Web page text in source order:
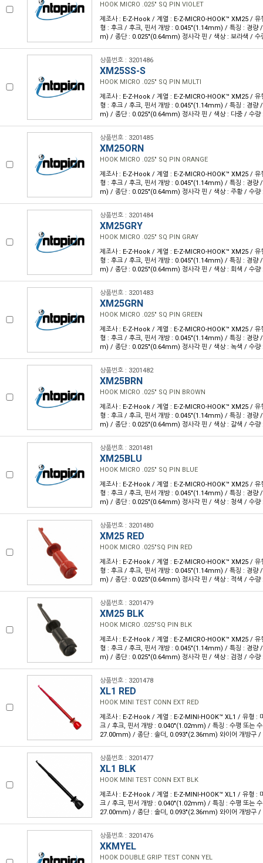
HOOK MICRO .025" SQ PIN VIOLET
제조사 : E-Z-Hook / 계열 : E-Z-MICRO-HOOK™ XM25 / 유
형 : 후크 / 후크, 핀서 개방 : 0.045"(1.14mm) / 특징 : 경량
m) / 종단 : 0.025"(0.64mm) 정사각 핀 / 색상 : 보라색 / 수
상품번호 : 3201486
XM25SS-S
HOOK MICRO .025" SQ PIN MULTI
제조사 : E-Z-Hook / 계열 : E-Z-MICRO-HOOK™ XM25 / 유
형 : 후크 / 후크, 핀서 개방 : 0.045"(1.14mm) / 특징 : 경량
m) / 종단 : 0.025"(0.64mm) 정사각 핀 / 색상 : 다중 / 수량
상품번호 : 3201485
XM25ORN
HOOK MICRO .025" SQ PIN ORANGE
제조사 : E-Z-Hook / 계열 : E-Z-MICRO-HOOK™ XM25 / 유
형 : 후크 / 후크, 핀서 개방 : 0.045"(1.14mm) / 특징 : 경량
m) / 종단 : 0.025"(0.64mm) 정사각 핀 / 색상 : 주황 / 수량
상품번호 : 3201484
XM25GRY
HOOK MICRO .025" SQ PIN GRAY
제조사 : E-Z-Hook / 계열 : E-Z-MICRO-HOOK™ XM25 / 유
형 : 후크 / 후크, 핀서 개방 : 0.045"(1.14mm) / 특징 : 경량
m) / 종단 : 0.025"(0.64mm) 정사각 핀 / 색상 : 회색 / 수량
상품번호 : 3201483
XM25GRN
HOOK MICRO .025" SQ PIN GREEN
제조사 : E-Z-Hook / 계열 : E-Z-MICRO-HOOK™ XM25 / 유
형 : 후크 / 후크, 핀서 개방 : 0.045"(1.14mm) / 특징 : 경량
m) / 종단 : 0.025"(0.64mm) 정사각 핀 / 색상 : 녹색 / 수량
상품번호 : 3201482
XM25BRN
HOOK MICRO .025" SQ PIN BROWN
제조사 : E-Z-Hook / 계열 : E-Z-MICRO-HOOK™ XM25 / 유
형 : 후크 / 후크, 핀서 개방 : 0.045"(1.14mm) / 특징 : 경량
m) / 종단 : 0.025"(0.64mm) 정사각 핀 / 색상 : 갈색 / 수량
상품번호 : 3201481
XM25BLU
HOOK MICRO .025" SQ PIN BLUE
제조사 : E-Z-Hook / 계열 : E-Z-MICRO-HOOK™ XM25 / 유
형 : 후크 / 후크, 핀서 개방 : 0.045"(1.14mm) / 특징 : 경량
m) / 종단 : 0.025"(0.64mm) 정사각 핀 / 색상 : 청색 / 수량
상품번호 : 3201480
XM25 RED
HOOK MICRO .025"SQ PIN RED
제조사 : E-Z-Hook / 계열 : E-Z-MICRO-HOOK™ XM25 / 유
형 : 후크 / 후크, 핀서 개방 : 0.045"(1.14mm) / 특징 : 경량
m) / 종단 : 0.025"(0.64mm) 정사각 핀 / 색상 : 적색 / 수량
상품번호 : 3201479
XM25 BLK
HOOK MICRO .025"SQ PIN BLK
제조사 : E-Z-Hook / 계열 : E-Z-MICRO-HOOK™ XM25 / 유
형 : 후크 / 후크, 핀서 개방 : 0.045"(1.14mm) / 특징 : 경량
m) / 종단 : 0.025"(0.64mm) 정사각 핀 / 색상 : 검정 / 수량
상품번호 : 3201478
XL1 RED
HOOK MINI TEST CONN EXT RED
제조사 : E-Z-Hook / 계열 : E-Z-MINI-HOOK™ XL1 / 유형 :
크 / 후크, 핀서 개방 : 0.040"(1.02mm) / 특징 : 수평 또는
27.00mm) / 종단 : 솔더, 0.093"(2.36mm) 와이어 개방구 /
상품번호 : 3201477
XL1 BLK
HOOK MINI TEST CONN EXT BLK
제조사 : E-Z-Hook / 계열 : E-Z-MINI-HOOK™ XL1 / 유형 :
크 / 후크, 핀서 개방 : 0.040"(1.02mm) / 특징 : 수평 또는
27.00mm) / 종단 : 솔더, 0.093"(2.36mm) 와이어 개방구 /
상품번호 : 3201476
XKMYEL
HOOK DOUBLE GRIP TEST CONN YEL